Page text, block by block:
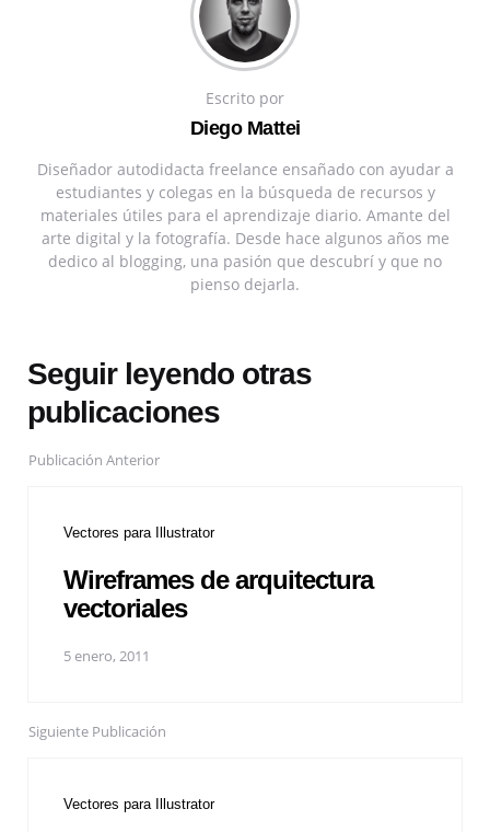
Escrito por
Diego Mattei
Diseñador autodidacta freelance ensañado con ayudar a
estudiantes y colegas en la búsqueda de recursos y
materiales útiles para el aprendizaje diario. Amante del
arte digital y la fotografía. Desde hace algunos años me
dedico al blogging, una pasión que descubrí y que no
pienso dejarla.
Seguir leyendo otras
publicaciones
Publicación Anterior
Vectores para Illustrator
Wireframes de arquitectura
vectoriales
5 enero, 2011
Siguiente Publicación
Vectores para Illustrator